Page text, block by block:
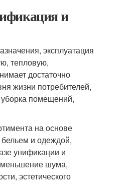
и
эксплуатация
тепловую,
достаточно
жизни потребителей,
уборка помещений,
на основе
и одеждой,
унификации и
шума,
эстетического